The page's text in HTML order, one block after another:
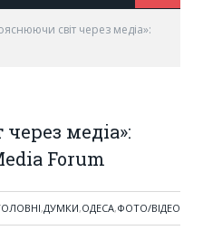
світ через медіа»:
медіа»:
Forum
,ДУМКИ,ОДЕСА,ФОТО/ВІДЕО